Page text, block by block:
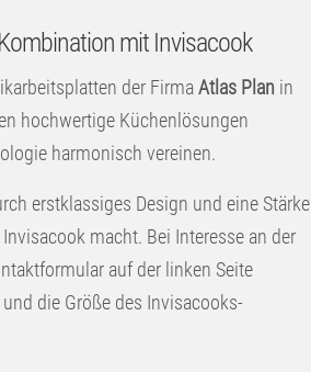
mit Invisacook
der FirmaAtlas Plan in
hochwertige Küchenlösungen
harmonisch vereinen.
erstklassiges Design und eine Stärke
macht. Bei Interesse an der
auf der linken Seite
die Größe des Invisacooks-